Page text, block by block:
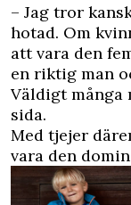
– Jag tror
hotad. Om
att vara den
en riktig man
Väldigt många
sida.
Med tjejer
vara den